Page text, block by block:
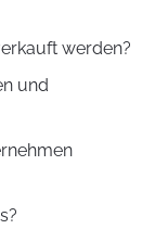
werden?
und